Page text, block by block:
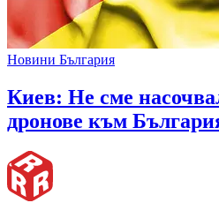
Новини България
Киев: Не сме
дронове към